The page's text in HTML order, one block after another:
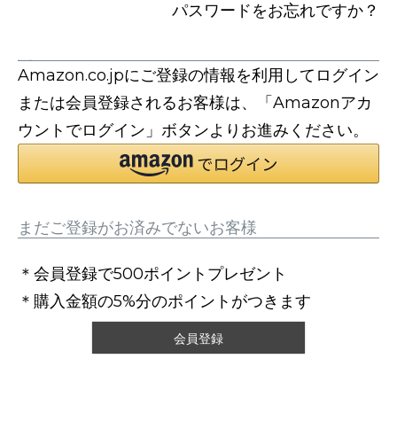
パスワードをお忘れですか？
Amazon.co.jpにご登録の情報を利用してログイン
または会員登録されるお客様は、「Amazonアカ
ウントでログイン」ボタンよりお進みください。
まだご登録がお済みでないお客様
＊会員登録で500ポイントプレゼント
＊購入金額の5%分のポイントがつきます
会員登録